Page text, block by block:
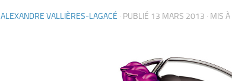
ALEXANDRE VALLIÈRES-LAGACÉ · PUBLIÉ 13 MARS 2013 · MIS